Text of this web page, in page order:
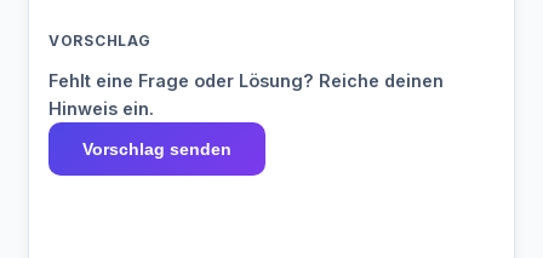
VORSCHLAG
Fehlt eine Frage oder Lösung? Reiche deinen
Hinweis ein.
Vorschlag senden